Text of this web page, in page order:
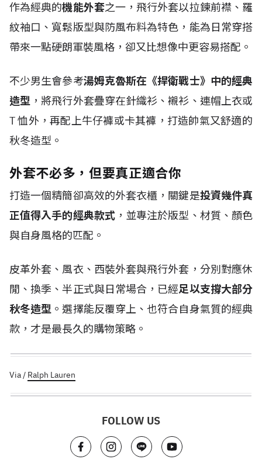
作為經典的機能外套之一，飛行外套以拉鍊前襟、羅
紋袖口、寬鬆版型與防風布料為特色，能為日常穿搭
帶來一點硬朗軍裝風格，卻又比想像中更容易搭配。
不少男生會參考湯姆克魯斯在《捍衛戰士》中的經典
造型 ，將飛行外套疊穿在針織衫、襯衫、連帽上衣或
T恤外，再配上牛仔褲或卡其褲，打造帥氣又舒適的
秋冬造型。
外套不必多，但要真正適合你
打造一個精簡卻高效的外套衣櫃，關鍵是投資幾件真
正值得入手的經典款式，並專注於版型、材質、顏色
與自身風格的匹配。
皮革外套、風衣、西裝外套與飛行外套，分別對應休
閒、換季、半正式與日常場合，已經足以支撐大部分
秋冬造型 。選擇能反覆穿上、也符合自身氣質的經典
款，才是最長久的購物策略。
Via / Ralph Lauren
FOLLOW US